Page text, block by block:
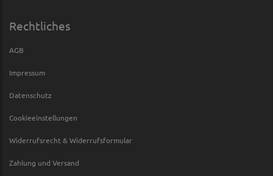
Rechtliches
AGB
Impressum
Datenschutz
Cookieeinstellungen
Widerrufsrecht & Widerrufsformular
Zahlung und Versand